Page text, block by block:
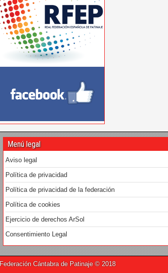
Menú legal
Aviso legal
Política de privacidad
Política de privacidad de la federación
Política de cookies
Ejercicio de derechos ArSol
Consentimiento Legal
Federación Cántabra de Patinaje © 2018